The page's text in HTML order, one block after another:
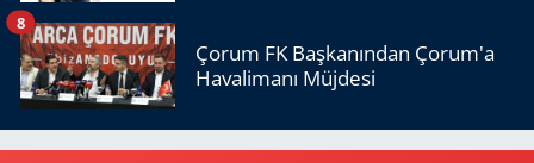
Çorum FK Başkanından Çorum'a
Havalimanı Müjdesi
8